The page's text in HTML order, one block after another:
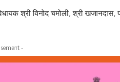
श्री विनोद चमोली, श्री
-